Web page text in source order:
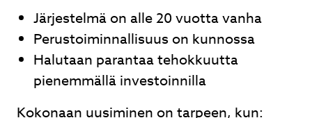
Järjestelmä on alle 20 vuotta vanha
Perustoiminnallisuus on kunnossa
Halutaan parantaa tehokkuutta
pienemmällä investoinnilla
Kokonaan uusiminen on tarpeen, kun: